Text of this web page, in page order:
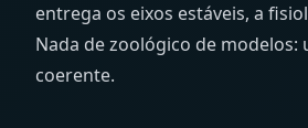
entrega os eixos estáveis, a
Nada de zoológico de modelos:
coerente.